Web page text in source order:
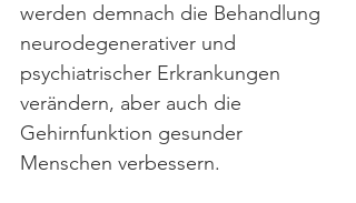
werden demnach die Behandlung
neurodegenerativer und
psychiatrischer Erkrankungen
verändern, aber auch die
Gehirnfunktion gesunder
Menschen verbessern.